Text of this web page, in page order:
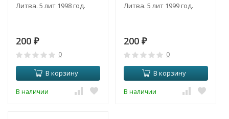
Литва. 5 лит 1998 год.
200 ₽
0
В корзину
В наличии
Литва. 5 лит 1999 год.
200 ₽
0
В корзину
В наличии